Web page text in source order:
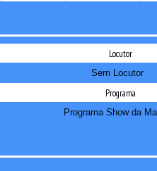
Locutor
Sem Locutor
Programa
Programa Show da